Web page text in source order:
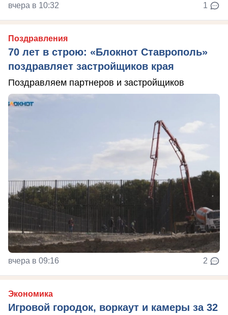
вчера в 10:32 1
Поздравления
70 лет в строю: «Блокнот Ставрополь»
поздравляет застройщиков края
Поздравляем партнеров и застройщиков
вчера в 09:16 2
Экономика
Игровой городок, воркаут и камеры за 32